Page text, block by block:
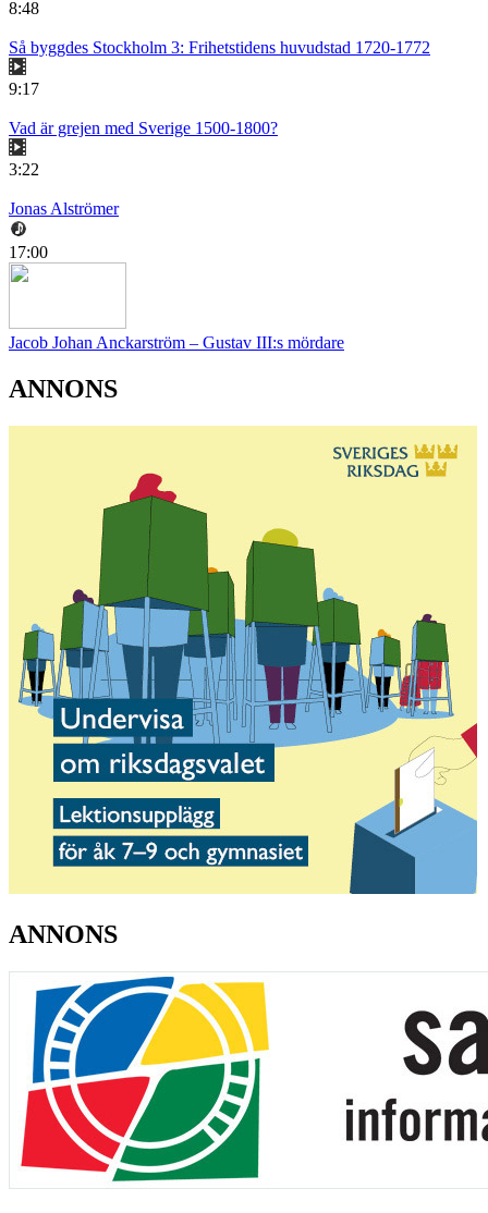
8:48
Så byggdes Stockholm 3: Frihetstidens huvudstad 1720-1772
9:17
Vad är grejen med Sverige 1500-1800?
3:22
Jonas Alströmer
17:00
Jacob Johan Anckarström – Gustav III:s mördare
ANNONS
ANNONS